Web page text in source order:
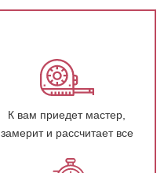
К вам приедет мастер,
замерит и рассчитает все